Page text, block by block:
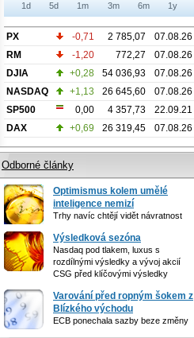
1d 5d 1m 3m 6m 1y
PX -0,71 2 785,07
07.08.26
RM
-1,20 772,27
07.08.26
DJIA
+0,28 54 036,93
07.08.26
NASDAQ
+1,13 26 645,60
07.08.26
SP500
0,00 4 357,73
22.09.21
DAX
+0,69 26 319,45 07.08.26
Odborné články
Optimismus kolem umělé
inteligence nemizí
Trhy navíc chtějí vidět návratnost
Výsledková sezóna
Nasdaq pod tlakem, luxus s
rozdílnými výsledky a vývoj akcií
CSG před klíčovými výsledky
Varování před ropným šokem z
Blízkého východu
ECB ponechala sazby beze změny